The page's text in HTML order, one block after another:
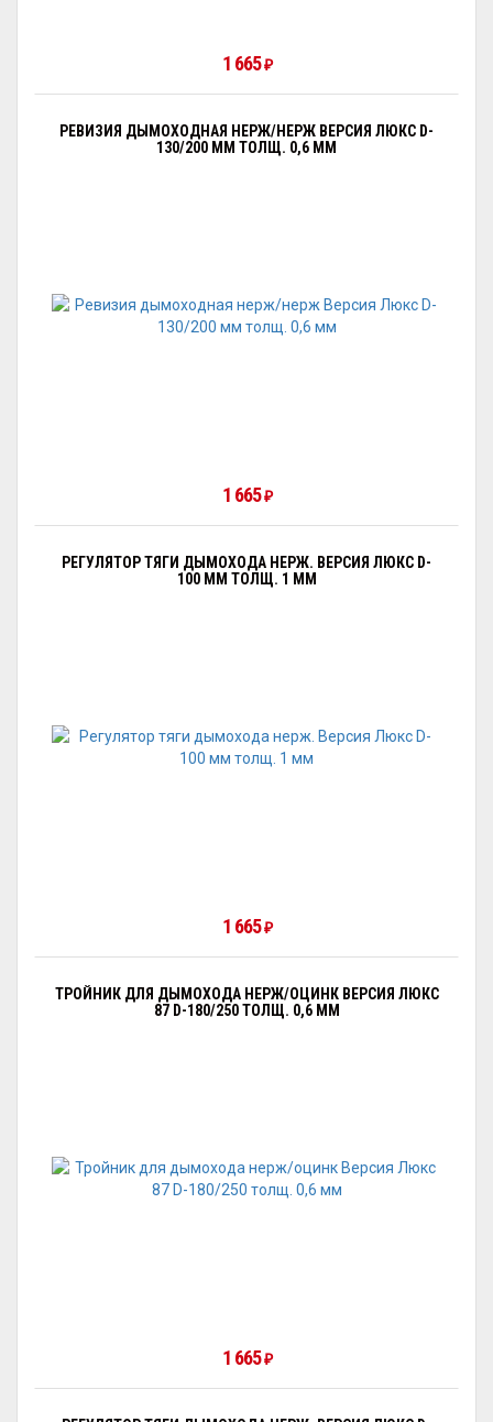
1 665 ₽
РЕВИЗИЯ ДЫМОХОДНАЯ НЕРЖ/НЕРЖ ВЕРСИЯ ЛЮКС D-
130/200 ММ ТОЛЩ. 0,6 ММ
1 665 ₽
РЕГУЛЯТОР ТЯГИ ДЫМОХОДА НЕРЖ. ВЕРСИЯ ЛЮКС D-
100 ММ ТОЛЩ. 1 ММ
1 665 ₽
ТРОЙНИК ДЛЯ ДЫМОХОДА НЕРЖ/ОЦИНК ВЕРСИЯ ЛЮКС
87 D-180/250 ТОЛЩ. 0,6 ММ
1 665 ₽